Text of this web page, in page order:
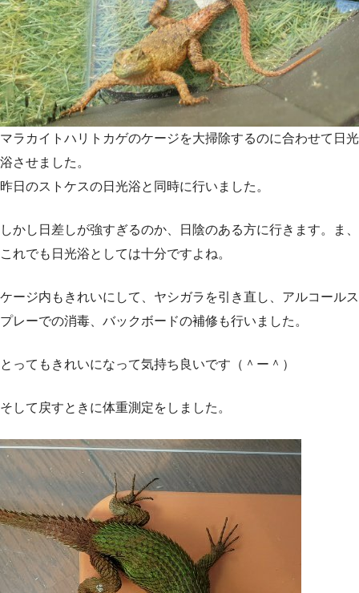
マラカイトハリトカゲのケージを大掃除するのに合わせて日光
浴させました。
昨日のストケスの日光浴と同時に行いました。
しかし日差しが強すぎるのか、日陰のある方に行きます。ま、
これでも日光浴としては十分ですよね。
ケージ内もきれいにして、ヤシガラを引き直し、アルコールス
プレーでの消毒、バックボードの補修も行いました。
とってもきれいになって気持ち良いです（＾ー＾）
そして戻すときに体重測定をしました。